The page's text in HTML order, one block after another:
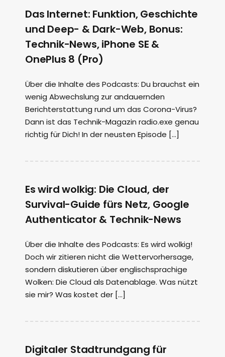
Das Internet: Funktion, Geschichte
und Deep- & Dark-Web, Bonus:
Technik-News, iPhone SE &
OnePlus 8 (Pro)
Über die Inhalte des Podcasts: Du brauchst ein
wenig Abwechslung zur andauernden
Berichterstattung rund um das Corona-Virus?
Dann ist das Technik-Magazin radio.exe genau
richtig für Dich! In der neusten Episode […]
Es wird wolkig: Die Cloud, der
Survival-Guide fürs Netz, Google
Authenticator & Technik-News
Über die Inhalte des Podcasts: Es wird wolkig!
Doch wir zitieren nicht die Wettervorhersage,
sondern diskutieren über englischsprachige
Wolken: Die Cloud als Datenablage. Was nützt
sie mir? Was kostet der […]
Digitaler Stadtrundgang für